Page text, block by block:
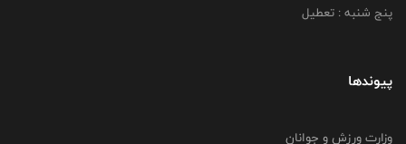
پنج شنبه : تعطیل
پیوندها
وزارت ورزش و جوانان